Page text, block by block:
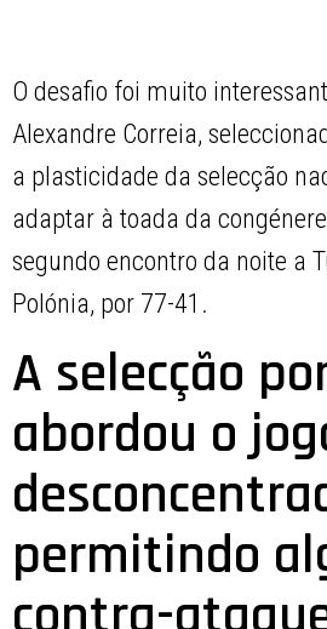
O desafio foi muito
Alexandre Correia,
a plasticidade da selecção
adaptar à toada da
segundo encontro da noite a
Polónia, por 77-41.
A selecção
abordou o
permitindo